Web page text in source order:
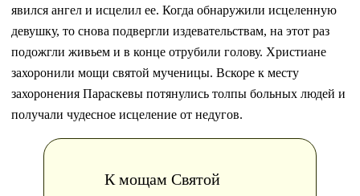
явился ангел и исцелил ее. Когда обнаружили исцеленную
девушку, то снова подвергли издевательствам, на этот раз
подожгли живьем и в конце отрубили голову. Христиане
захоронили мощи святой мученицы. Вскоре к месту
захоронения Параскевы потянулись толпы больных людей и
получали чудесное исцеление от недугов.
К мощам Святой